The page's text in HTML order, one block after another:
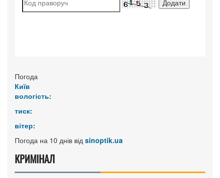
Погода
Київ
вологість:
тиск:
вітер:
Погода на 10 днів від sinoptik.ua
КРИМІНАЛ